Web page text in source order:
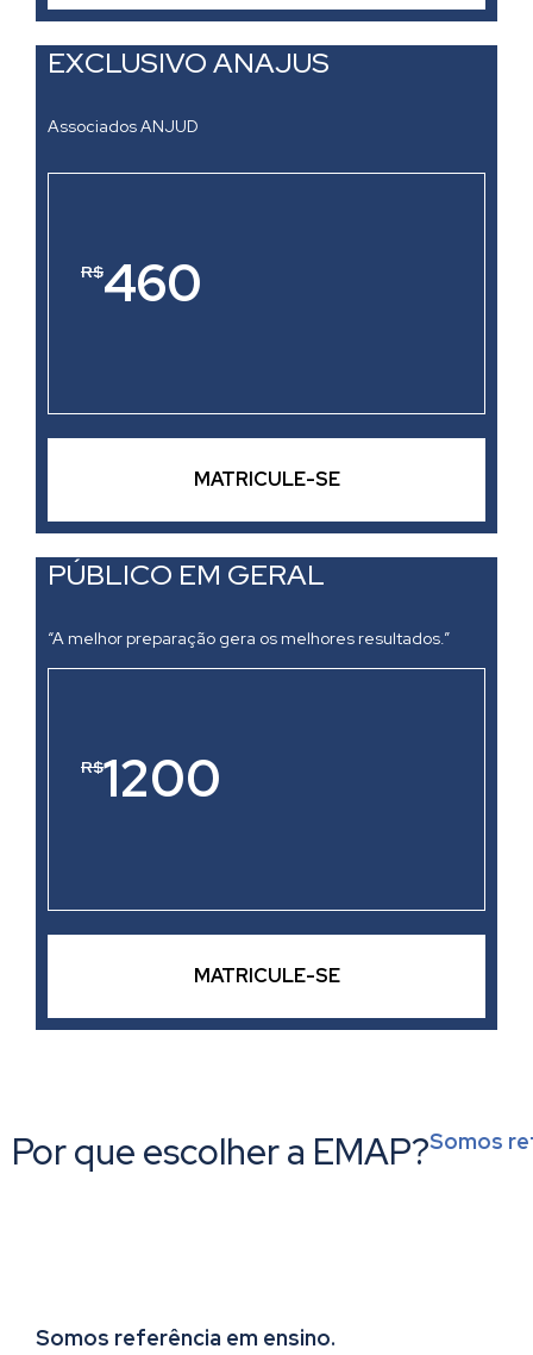
EXCLUSIVO ANAJUS
Associados ANJUD
R$460
MATRICULE-SE
PÚBLICO EM GERAL
“A melhor preparação gera os melhores resultados.”
R$1200
MATRICULE-SE
Por que escolher a EMAP?Somos
Somos referência em ensino.